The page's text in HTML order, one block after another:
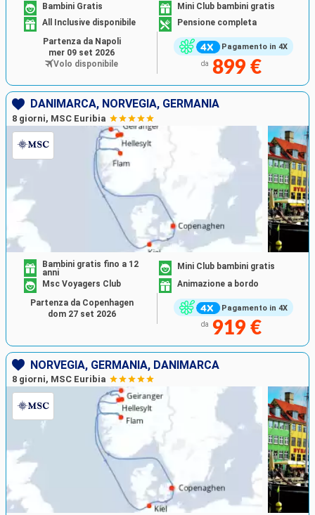
Pagamento in 4X
Bambini Gratis
Mini Club bambini gratis
All Inclusive disponibile
Pensione completa
da 899 €
Partenza da Napoli
mer 09 set 2026
Volo disponibile
DANIMARCA, NORVEGIA, GERMANIA
8 giorni, MSC Euribia
Pagamento in 4X
Bambini gratis fino a 12
anni
Mini Club bambini gratis
Msc Voyagers Club
Animazione a bordo
da 919 €
Partenza da Copenhagen
dom 27 set 2026
NORVEGIA, GERMANIA, DANIMARCA
8 giorni, MSC Euribia